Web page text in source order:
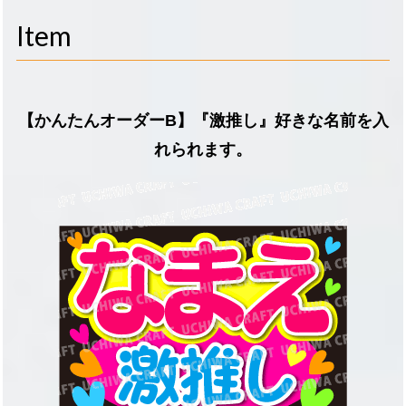
Item
【かんたんオーダーB】『激推し』好きな名前を入
れられます。